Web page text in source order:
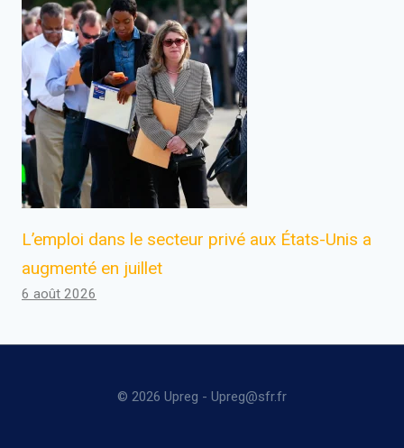
L’emploi dans le secteur privé aux États-Unis a
augmenté en juillet
6 août 2026
© 2026 Upreg - Upreg@sfr.fr